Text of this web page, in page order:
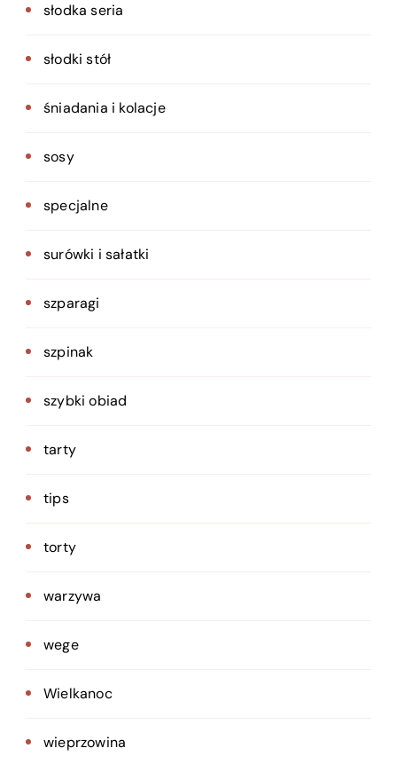
słodka seria
słodki stół
śniadania i kolacje
sosy
specjalne
surówki i sałatki
szparagi
szpinak
szybki obiad
tarty
tips
torty
warzywa
wege
Wielkanoc
wieprzowina